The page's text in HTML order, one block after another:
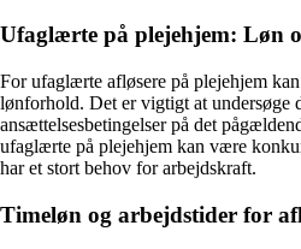
Ufaglærte på plejehjem: Løn
For ufaglærte afløsere på plejehjem
lønforhold. Det er vigtigt at undersøge
ansættelsesbetingelser på det
ufaglærte på plejehjem kan være
har et stort behov for arbejdskraft.
Timeløn og arbejdstider for